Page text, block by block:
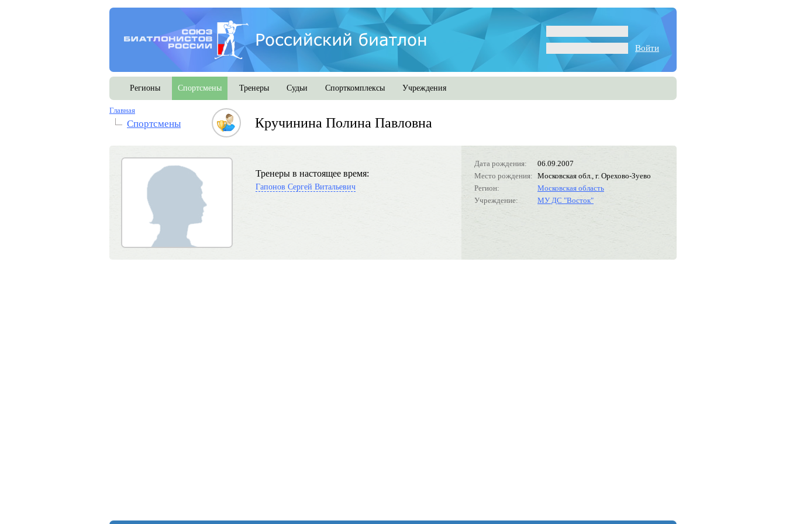
Войти
Регионы Спортсмены Тренеры Судьи Спорткомплексы Учреждения
Главная
Спортсмены Кручинина Полина Павловна
Дата рождения:
06.09.2007
Место рождения: Московская обл., г. Орехово-Зуево
Регион:
Московская область
Учреждение:
МУ ДС "Восток"
Тренеры в настоящее время:
Гапонов Сергей Витальевич